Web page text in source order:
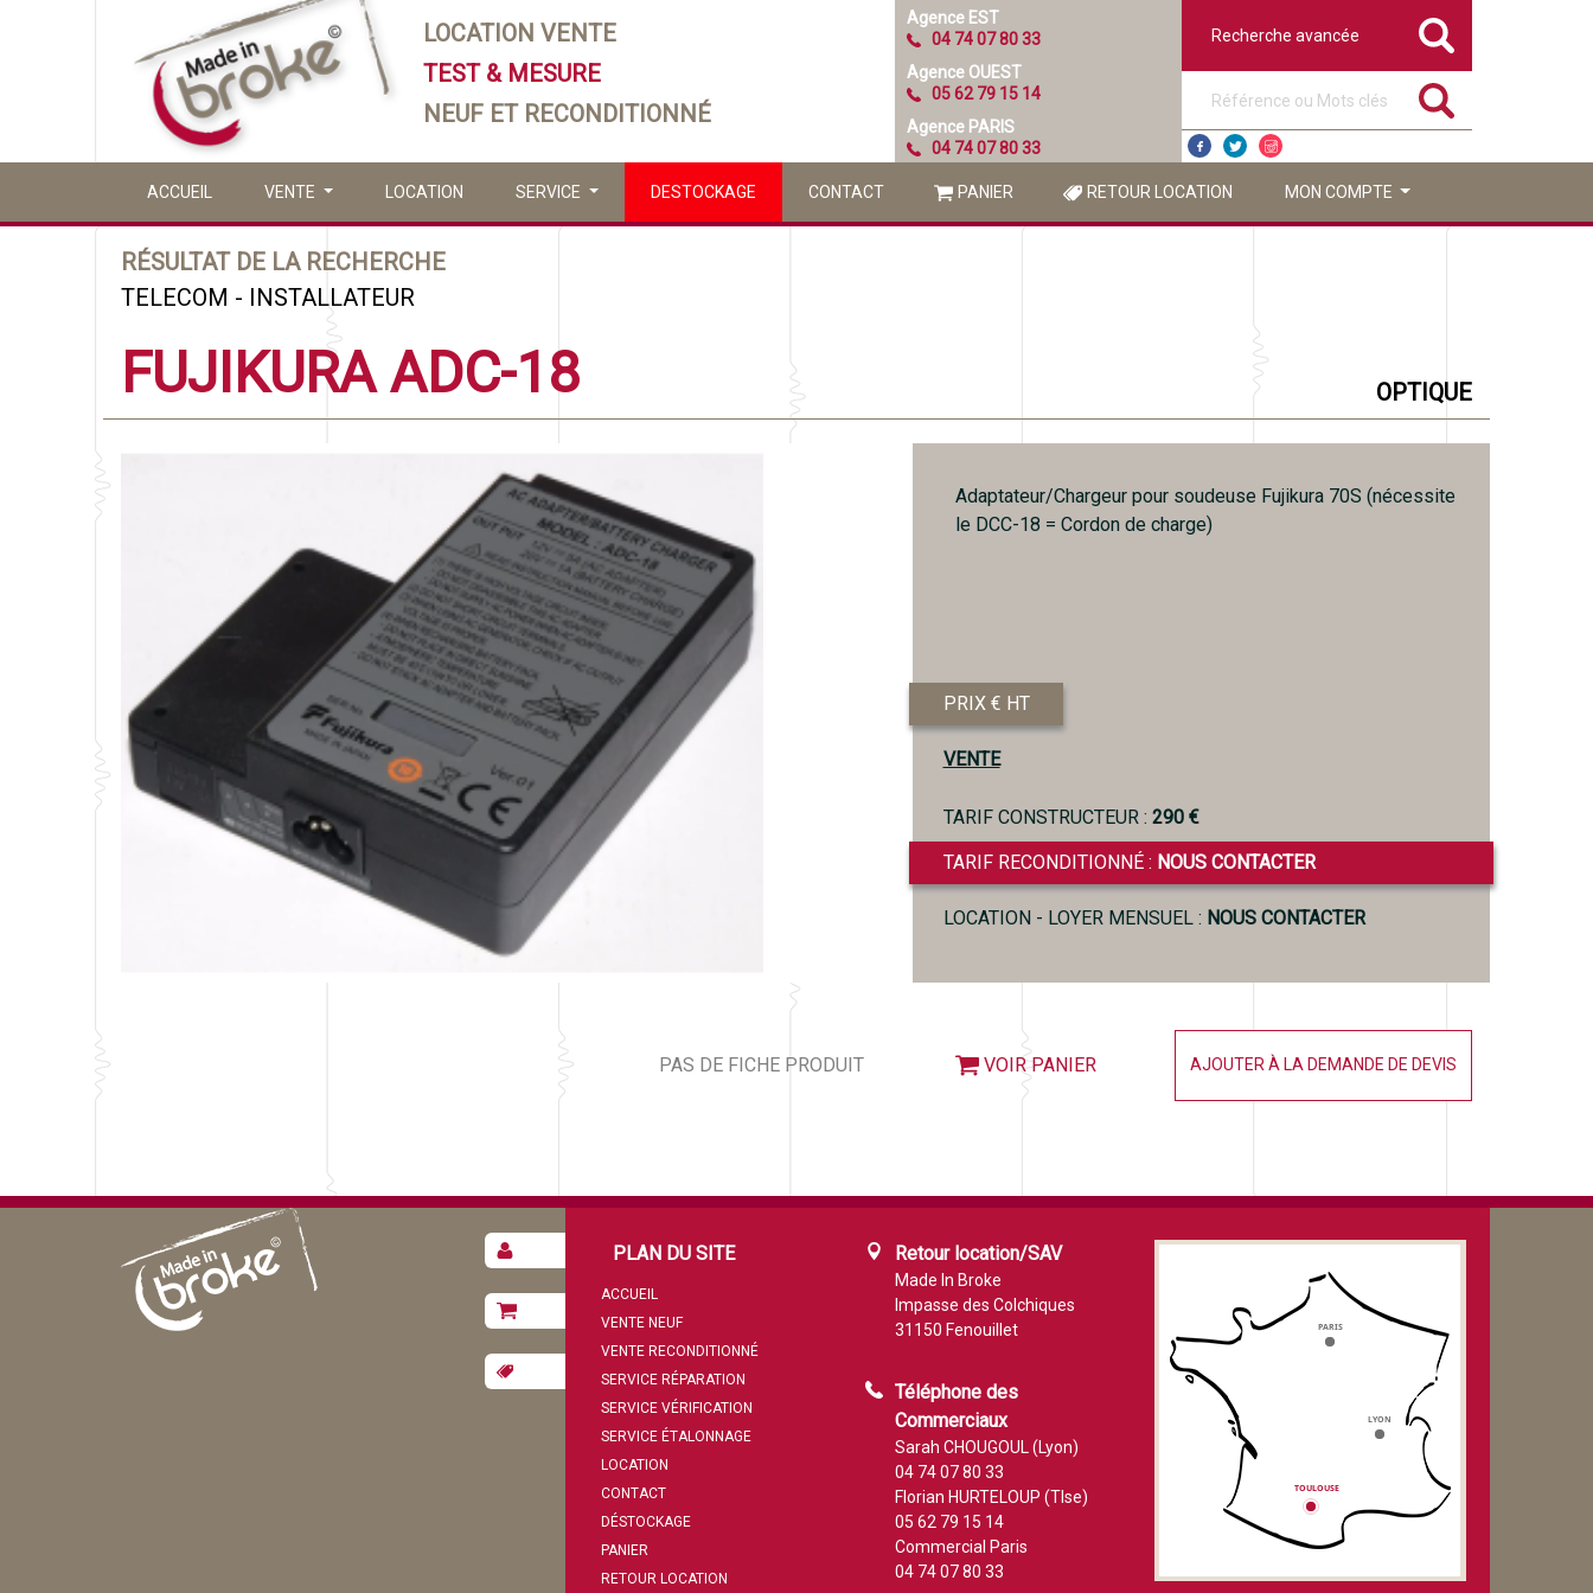
LOCATION VENTE
TEST & MESURE
NEUF ET RECONDITIONNÉ
Agence EST
04 74 07 80 33
Agence OUEST
05 62 79 15 14
Agence PARIS
04 74 07 80 33
Recherche avancée
ACCUEIL VENTE LOCATION SERVICE DESTOCKAGE CONTACT PANIER RETOUR LOCATION MON COMPTE
RÉSULTAT DE LA RECHERCHE
TELECOM - INSTALLATEUR
FUJIKURA ADC-18 OPTIQUE
Adaptateur/Chargeur pour soudeuse Fujikura 70S (nécessite
le DCC-18 = Cordon de charge)
PRIX € HT
VENTE
TARIF CONSTRUCTEUR : 290 €
TARIF RECONDITIONNÉ : NOUS CONTACTER
LOCATION - LOYER MENSUEL : NOUS CONTACTER
PAS DE FICHE PRODUIT VOIR PANIER AJOUTER À LA DEMANDE DE DEVIS
PLAN DU SITE
ACCUEIL
VENTE NEUF
VENTE RECONDITIONNÉ
SERVICE RÉPARATION
SERVICE VÉRIFICATION
SERVICE ÉTALONNAGE
LOCATION
CONTACT
DÉSTOCKAGE
PANIER
RETOUR LOCATION
Retour location/SAV
Made In Broke
Impasse des Colchiques
31150 Fenouillet
Téléphone des
Commerciaux
Sarah CHOUGOUL (Lyon)
04 74 07 80 33
Florian HURTELOUP (Tlse)
05 62 79 15 14
Commercial Paris
04 74 07 80 33